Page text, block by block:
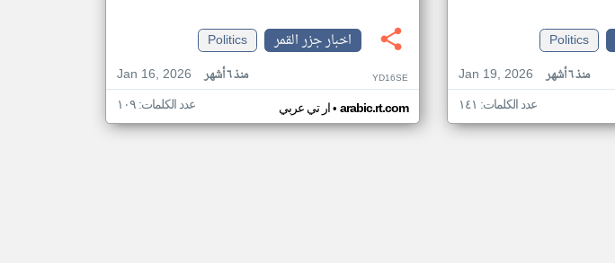
Politics
Jan 19, 2026
منذ ٦ أشهر
عدد الكلمات: ١٤١
اخبار جزر القمر
Politics
Jan 16, 2026
منذ ٦ أشهر YD16SE
ار تي عربي• arabic.rt.com عدد الكلمات: ١٠٩